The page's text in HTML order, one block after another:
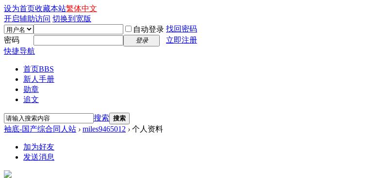
设为首页收藏本站繁体中文
开启辅助访问 切换到宽版
自动登录 找回密码
密码
登录
立即注册
快捷导航
首页BBS
新人手册
勋章
追文
搜索 搜索
袖底-国产综合同人站 › miles9465012 › 个人资料
加为好友
发送消息